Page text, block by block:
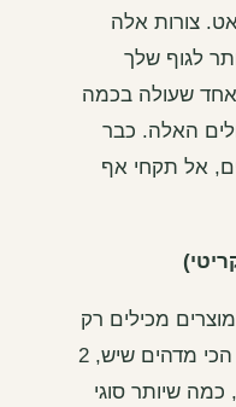
צורות אלה
לגוף שלך
אחד שעולה בכמה
האלה. כבר
אל תקחי אף
מכילים רק
סוג מגנזיום אחד, במקרה הכי מדהים שיש, 2
כמה שיותר סוגי